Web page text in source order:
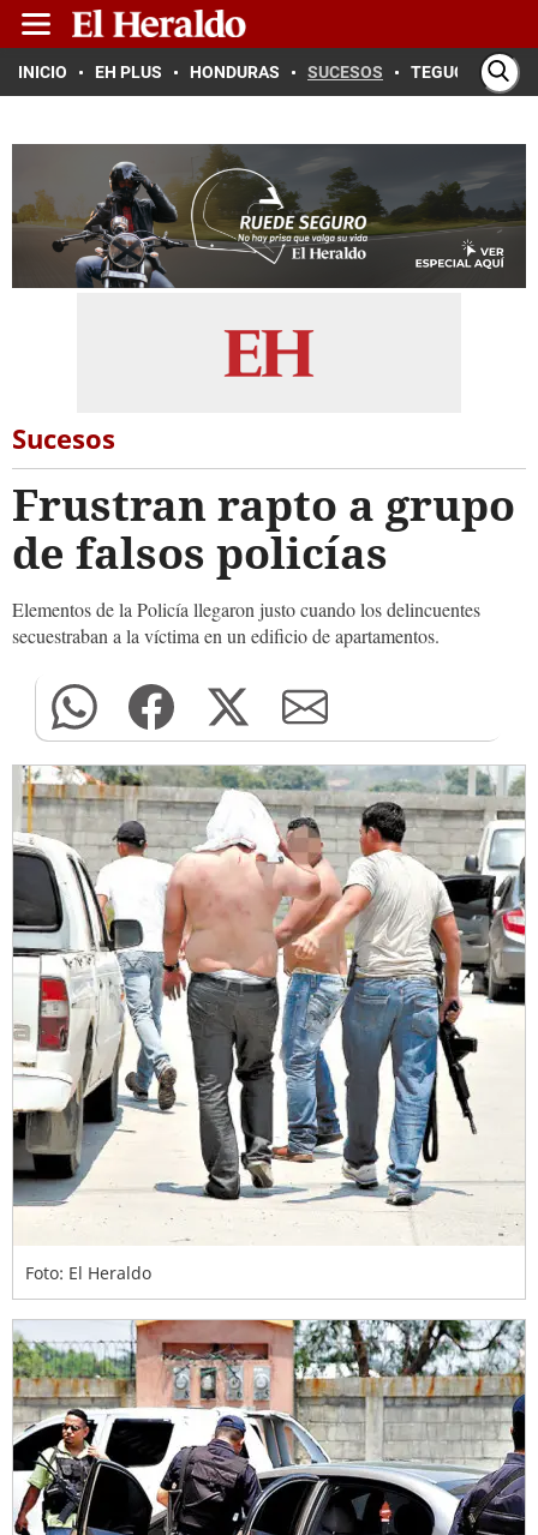
INICIO EH PLUS HONDURAS SUCESOS TEGUCIGALPA
Sucesos
Frustran rapto a grupo
de falsos policías
Elementos de la Policía llegaron justo cuando los delincuentes
secuestraban a la víctima en un edificio de apartamentos.
Foto: El Heraldo